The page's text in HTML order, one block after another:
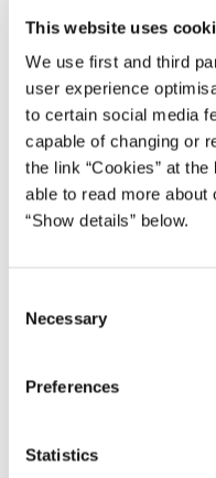
This website uses
We use first and third
user experience
to certain social media
capable of changing or
the link “Cookies” at
able to read more
“Show details” below.
Necessary
Preferences
Statistics
nødvendige
fremtid. For det er på
tider langtidsholdbare.
kan vi med
virkninger på længere
men også de kommende
I fremtiden bliver vi flere
Men det giver også
arbejdsmarkedet.
Fortsætter den udvikling,
trække på det offentlige.